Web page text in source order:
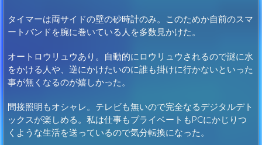
タイマーは両サイドの壁の砂時計のみ。このためか自前のスマ
ートバンドを腕に巻いている人を多数見かけた。
オートロウリュウあり。自動的にロウリュウされるので謎に水
をかける人や、逆にかけたいのに誰も掛けに行かないといった
事が無くなるのが嬉しかった。
間接照明もオシャレ。テレビも無いので完全なるデジタルデト
ックスが楽しめる。私は仕事もプライベートもPCにかじりつ
くような生活を送っているので気分転換になった。